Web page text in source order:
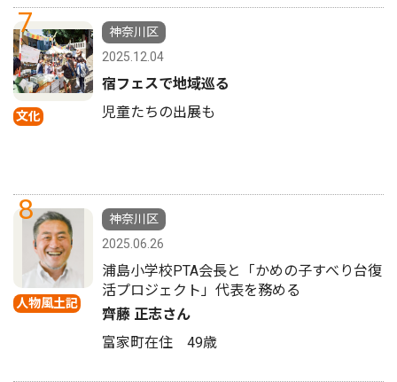
7
文化
神奈川区
2025.12.04
宿フェスで地域巡る
児童たちの出展も
8
人物風土記
神奈川区
2025.06.26
浦島小学校PTA会長と「かめの子すべり台復
活プロジェクト」代表を務める
齊藤 正志さん
富家町在住 49歳